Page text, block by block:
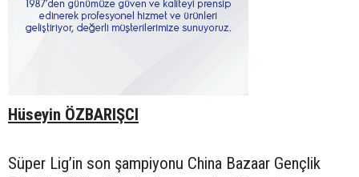
Hüseyin ÖZBARIŞCI
Süper Lig’in son şampiyonu China Bazaar Gençlik